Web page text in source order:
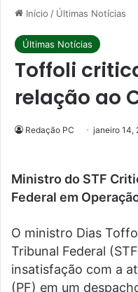
Início / Últimas Notícias
Últimas Notícias
Toffoli
relação ao
Redação PC janeiro 14,
Ministro do STF
Federal em
O ministro Dias
Tribunal Federal
insatisfação com a
(PF) em um